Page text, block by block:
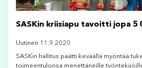
SASKin kriisiapu tavoitti jopa 5
Uutinen 11.9.2020
SASKin hallitus päätti keväällä myöntää
toimeentulonsa menettäneille